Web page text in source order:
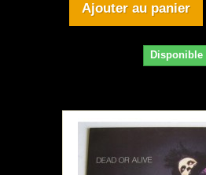
Ajouter au panier
Disponible